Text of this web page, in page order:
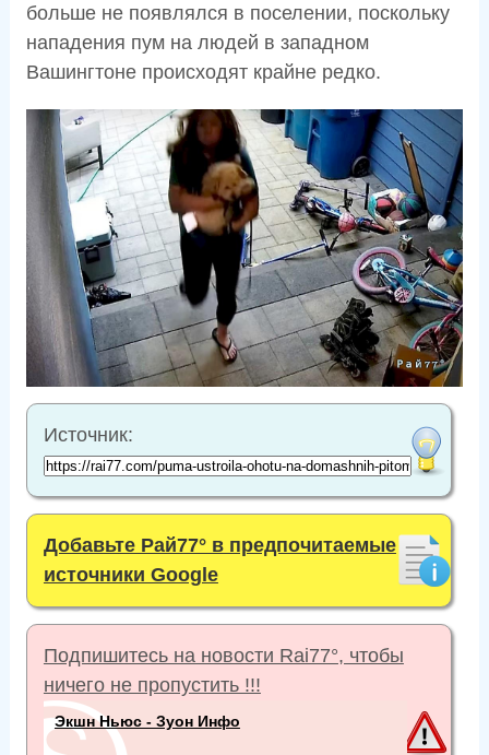
больше не появлялся в поселении, поскольку
нападения пум на людей в западном
Вашингтоне происходят крайне редко.
Источник:
Добавьте Рай77° в предпочитаемые
источники Google
Подпишитесь на новости Rai77°, чтобы
ничего не пропустить !!!
Экшн Ньюс - Зуон Инфо